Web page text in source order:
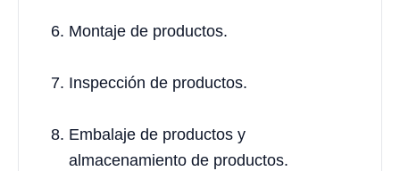
Montaje de productos.
Inspección de productos.
Embalaje de productos y
almacenamiento de productos.